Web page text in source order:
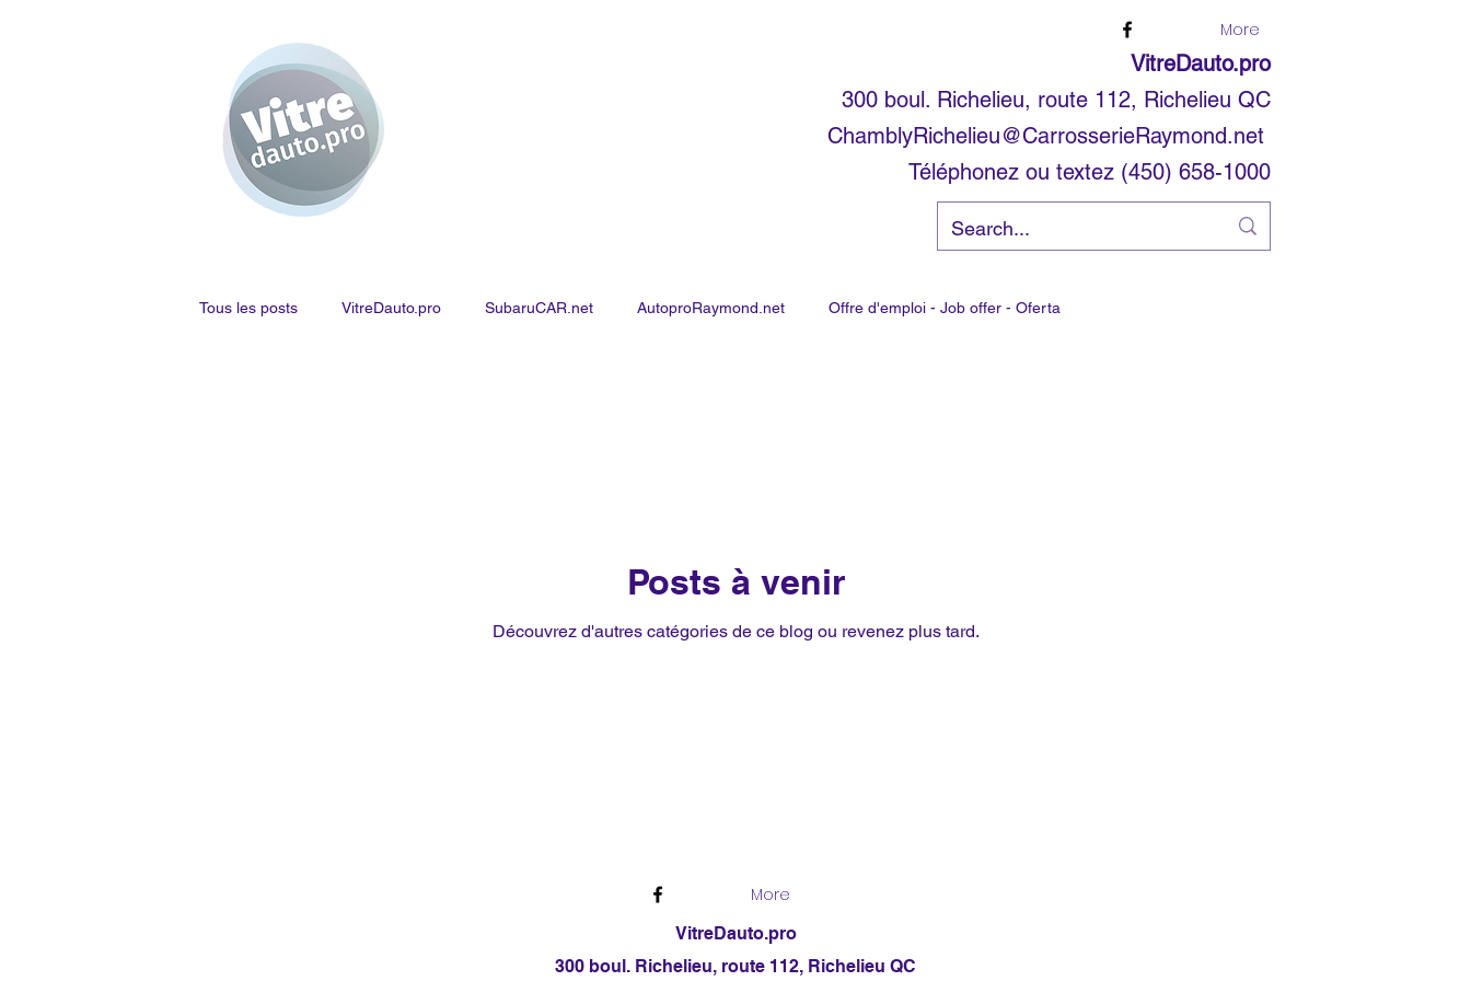
More
VitreDauto.pro
300 boul. Richelieu, route 112, Richelieu QC
ChamblyRichelieu@CarrosserieRaymond.net
Téléphonez ou textez (450) 658-1000
Tous les posts VitreDauto.pro SubaruCAR.net AutoproRaymond.net Offre d'emploi - Job offer - Oferta
Posts à venir
Découvrez d'autres catégories de ce blog ou revenez plus tard.
More
VitreDauto.pro
300 boul. Richelieu, route 112, Richelieu QC